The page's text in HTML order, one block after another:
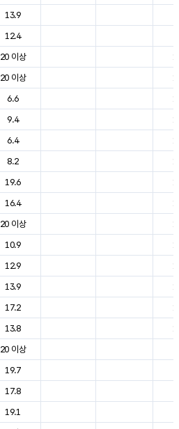
13.9
12.4
20 이상
20 이상
6.6
9.4
6.4
8.2
19.6
16.4
20 이상
10.9
12.9
13.9
17.2
13.8
20 이상
19.7
17.8
19.1